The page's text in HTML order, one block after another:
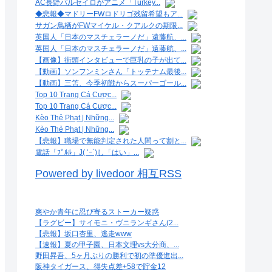
AC長野パルセイロがアニメ「Turkey...
◆悲報◆マドリーFWロドリゴ残留希望もア...
サガン鳥栖がFWマイケル・クアルクの期限...
英国人「日本のマスチェラーノだ」遠藤航、...
英国人「日本のマスチェラーノだ」遠藤航、...
【画像】街頭インタビューで巨乳の子が出て...
【動画】ソンフンミンさん「トッテナム最後...
【動画】三笘、今季初戦からスーパーゴール...
Top 10 Trang Cá Cược...
Top 10 Trang Cá Cược...
Kèo Thẻ Phạt | Những...
Kèo Thẻ Phạt | Những...
【悲報】職場で無能判定された人間って割と...
電話「ﾌﾟﾙﾙ」J( ‘ｰ`)し「はい」...
Powered by livedoor 相互RSS
爽やか青年に忍び寄るストーカー疑惑
【ラグビー】サイモニ・ヴニランギさん(2...
【悲報】坂口杏里、逃走www
【速報】夏の甲子園、日本文理vs大分商、...
野田昇吾、5ヶ月ぶりの勝利で初の準優進出...
阪神タイガース、得失点差+58で貯金12